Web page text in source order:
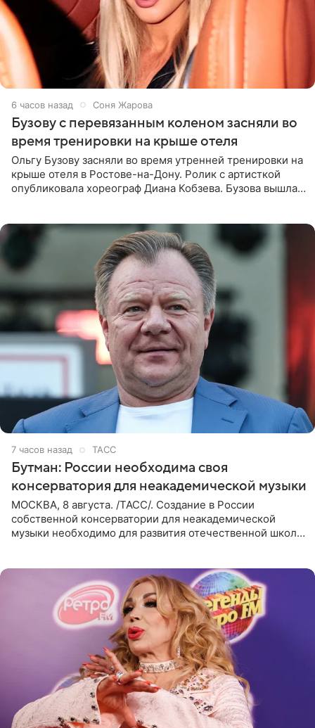
6 часов назад Соня Жарова
Бузову с перевязанным коленом засняли во
время тренировки на крыше отеля
Ольгу Бузову засняли во время утренней тренировки на
крыше отеля в Ростове-на-Дону. Ролик с артисткой
опубликовала хореограф Диана Кобзева. Бузова вышла
7 часов назад ТАСС
Бутман: России необходима своя
консерватория для неакадемической музыки
МОСКВА, 8 августа. /ТАСС/. Создание в России
собственной консерватории для неакадемической
музыки необходимо для развития отечественной школы